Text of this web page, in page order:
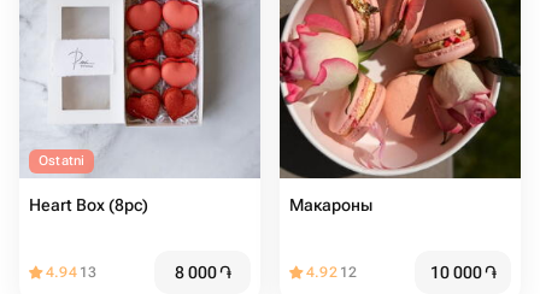
Ostatni
Heart Box (8pc)
4.94 13 8 000֏
Макароны
4.92 12 10 000֏